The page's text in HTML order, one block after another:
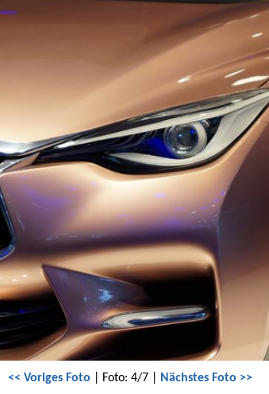
<< Voriges Foto | Foto: 4/7 |
Nächstes Foto >>